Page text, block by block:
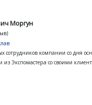
Моргун
компании со дня
Экспомастера со своими